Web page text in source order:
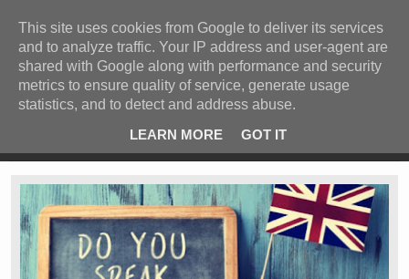
Ιερόσυλοι έκλεψαν τάματα από Ιερό Ναό στις Σέρρες
ΚΕΝΤΡΙΚΗ ΑΝΑ ΚΑΤΗΓΟΡΙΑ
ΕΙΔΗΣΕΙΣ ΑΝΑ ΠΕΡΙΟΧΗ
ΠΡΟΣΦΑΤΑ ΝΕΑ
Ν. ΣΕΡΡΩΝ Η ΓΗ ΜΑΣ
ΤΥΧΑΙΕΣ ΑΝΑΡΤΗΣΕΙΣ/ΑΡΘΡΑ
Serres Racing Circuit
This site uses cookies from Google to deliver its services
and to analyze traffic. Your IP address and user-agent are
shared with Google along with performance and security
metrics to ensure quality of service, generate usage
statistics, and to detect and address abuse.
LEARN MORE
GOT IT